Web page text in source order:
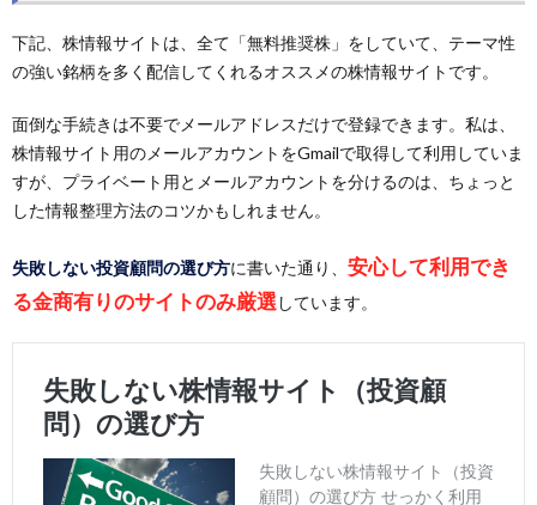
下記、株情報サイトは、全て「無料推奨株」をしていて、テーマ性
の強い銘柄を多く配信してくれるオススメの株情報サイトです。
面倒な手続きは不要でメールアドレスだけで登録できます。私は、
株情報サイト用のメールアカウントをGmailで取得して利用していま
すが、プライベート用とメールアカウントを分けるのは、ちょっと
した情報整理方法のコツかもしれません。
失敗しない投資顧問の選び方に書いた通り、 安心して利用でき
る金商有りのサイトのみ厳選しています。